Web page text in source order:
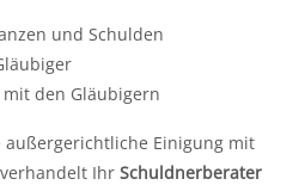
und Schulden
den Gläubigern
Einigung mit
Ihr Schuldnerberater